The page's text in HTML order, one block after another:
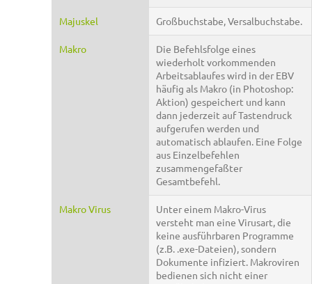
Majuskel Großbuchstabe, Versalbuchstabe.
Makro
Die Befehlsfolge eines
wiederholt vorkommenden
Arbeitsablaufes wird in der EBV
häufig als Makro (in Photoshop:
Aktion) gespeichert und kann
dann jederzeit auf Tastendruck
aufgerufen werden und
automatisch ablaufen. Eine Folge
aus Einzelbefehlen
zusammengefaßter
Gesamtbefehl.
Makro Virus
Unter einem Makro-Virus
versteht man eine Virusart, die
keine ausführbaren Programme
(z.B. .exe-Dateien), sondern
Dokumente infiziert. Makroviren
bedienen sich nicht einer